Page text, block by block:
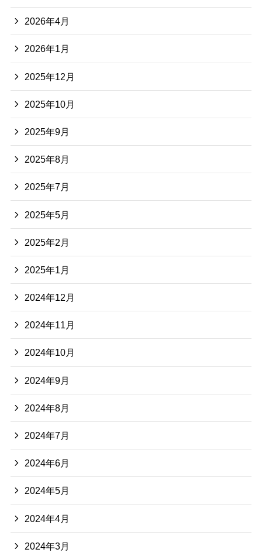
2026年4月
2026年1月
2025年12月
2025年10月
2025年9月
2025年8月
2025年7月
2025年5月
2025年2月
2025年1月
2024年12月
2024年11月
2024年10月
2024年9月
2024年8月
2024年7月
2024年6月
2024年5月
2024年4月
2024年3月